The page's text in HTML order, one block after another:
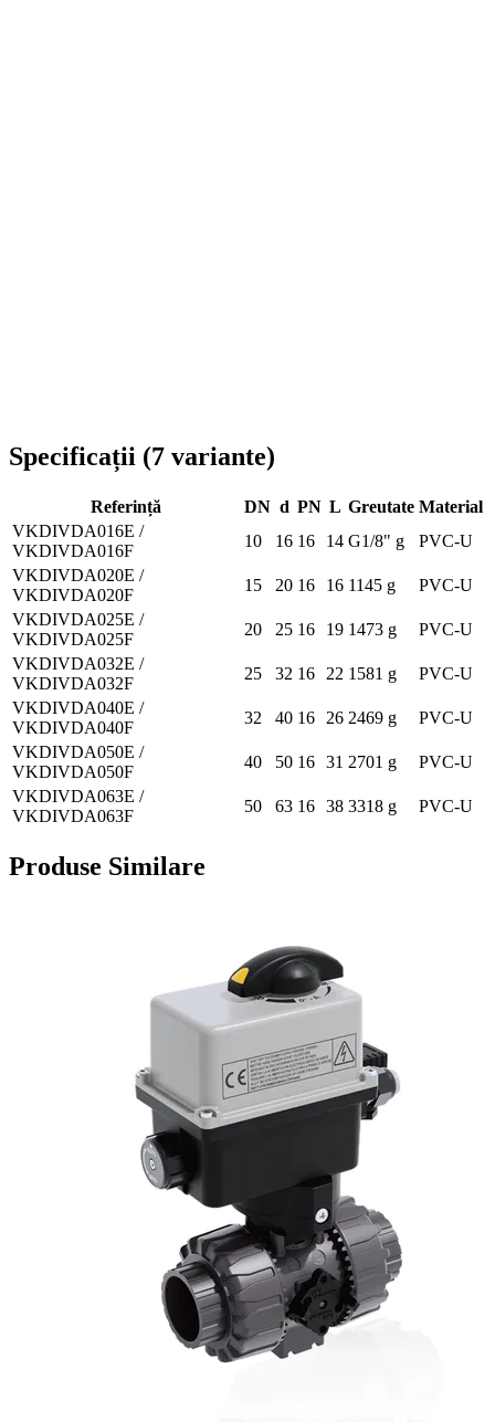
Specificații (7 variante)
Referință DN d PN L Greutate Material
VKDIVDA016E /
VKDIVDA016F
10 16 16 14 G1/8" g
PVC-U
VKDIVDA020E /
VKDIVDA020F
15 20 16 16 1145 g
PVC-U
VKDIVDA025E /
VKDIVDA025F
20 25 16 19 1473 g
PVC-U
VKDIVDA032E /
VKDIVDA032F
25 32 16 22 1581 g
PVC-U
VKDIVDA040E /
VKDIVDA040F
32 40 16 26 2469 g
PVC-U
VKDIVDA050E /
VKDIVDA050F
40 50 16 31 2701 g
PVC-U
VKDIVDA063E /
VKDIVDA063F
50 63 16 38 3318 g PVC-U
Produse Similare